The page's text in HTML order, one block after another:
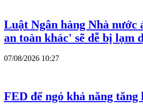
Luật Ngân hàng Nhà nước
an toàn khác' sẽ dễ bị lạm
07/08/2026 10:27
FED để ngỏ khả năng